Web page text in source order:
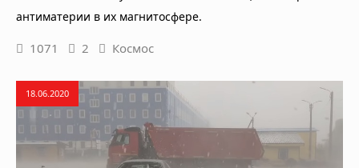
антиматерии в их магнитосфере.
1071 2 Космос
18.06.2020